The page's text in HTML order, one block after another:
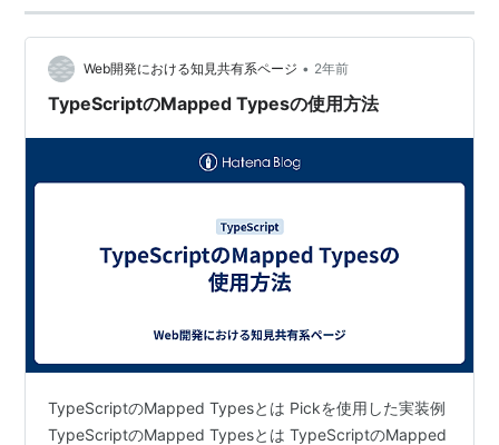
Web開発における知見共有系ページ • 2年前
TypeScriptのMapped Typesの使用方法
TypeScriptのMapped Typesとは Pickを使用した実装例
TypeScriptのMapped Typesとは TypeScriptのMapped